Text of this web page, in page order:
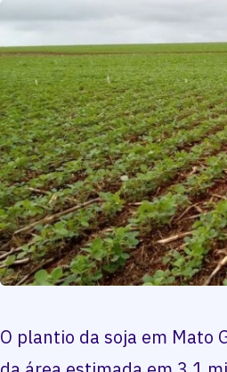
O plantio da soja em Mato